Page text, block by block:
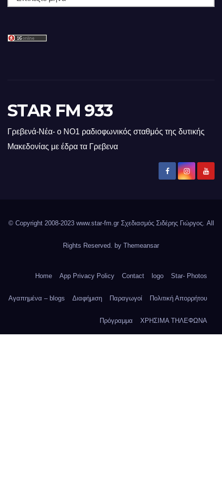
STAR FM 933
Γρεβενά-Νέα- ο ΝΟ1 ραδιοφωνικός σταθμός της δυτικής
Μακεδονίας με έδρα τα Γρεβενα
© Copyright 2008-2023 www.star-fm.gr Σχεδιασμός Σιδέρης Γιώργος. All
Rights Reserved. by Themeansar
Home App Privacy Policy Contact logo Star- Photos
Αγαπημένα – blogs Διαφήμιση Παραγωγοί Πολιτική Απορρήτου
Πρόγραμμα ΧΡΗΣΙΜΑ ΤΗΛΕΦΩΝΑ